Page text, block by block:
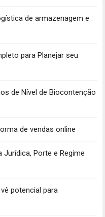
de armazenagem e
para Planejar seu
de Nível de Biocontenção
de vendas online
Jurídica, Porte e Regime
potencial para